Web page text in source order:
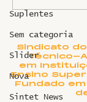
Suplentes
Sem categoria
Slider
Nova
Sintet News
Sindicato
Técnico-
em
Ensino
Fundado